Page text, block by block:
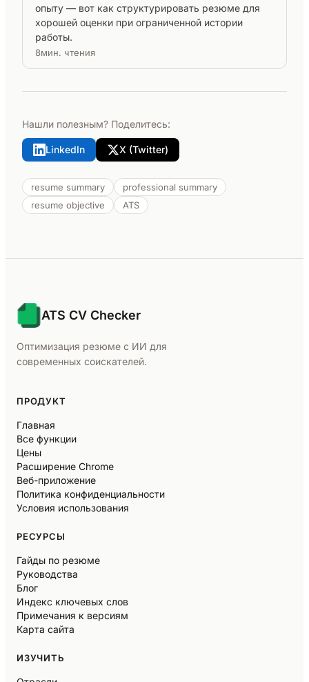
опыту — вот как структурировать резюме для
хорошей оценки при ограниченной истории
работы.
8мин. чтения
Нашли полезным? Поделитесь:
LinkedIn X (Twitter)
resume summary
professional summary
resume objective
ATS
ATS CV Checker
Оптимизация резюме с ИИ для
современных соискателей.
ПРОДУКТ
Главная
Все функции
Цены
Расширение Chrome
Веб-приложение
Политика конфиденциальности
Условия использования
РЕСУРСЫ
Гайды по резюме
Руководства
Блог
Индекс ключевых слов
Примечания к версиям
Карта сайта
ИЗУЧИТЬ